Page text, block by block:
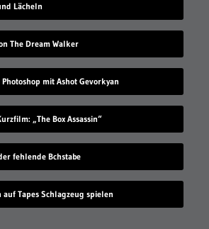
Lächeln
The Dream Walker
mit Ashot Gevorkyan
„The Box Assassin“
fehlende Bchstabe
Tapes Schlagzeug spielen